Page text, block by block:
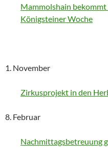
Mammolshain
Königsteiner Woche
1. November
Zirkusprojekt in den
8. Februar
Nachmittagsbetreuung